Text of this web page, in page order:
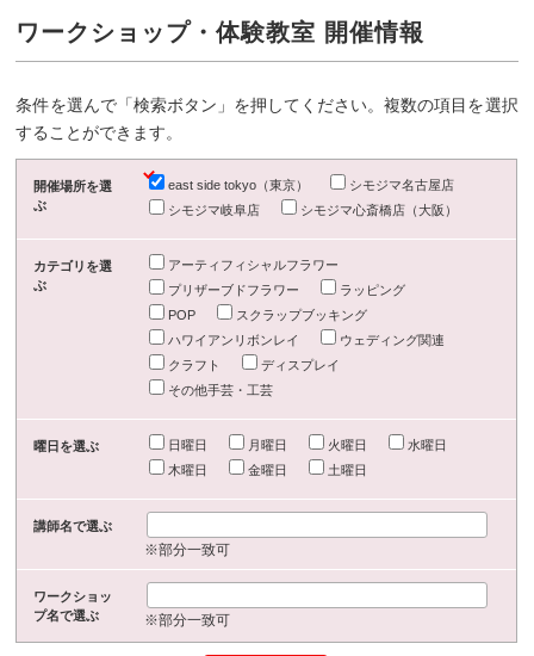
ワークショップ・体験教室 開催情報
条件を選んで「検索ボタン」を押してください。複数の項目を選択
することができます。
開催場所を選
ぶ
east side tokyo（東京）
シモジマ名古屋店
シモジマ岐阜店
シモジマ心斎橋店（大阪）
カテゴリを選
ぶ
アーティフィシャルフラワー
プリザーブドフラワー
ラッピング
POP
スクラップブッキング
ハワイアンリボンレイ
ウェディング関連
クラフト
ディスプレイ
その他手芸・工芸
曜日を選ぶ 日曜日 月曜日 火曜日
水曜日
木曜日
金曜日 土曜日
講師名で選ぶ
※部分一致可
ワークショッ
プ名で選ぶ
※部分一致可